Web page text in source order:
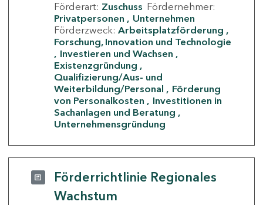
Förderart: Zuschuss Fördernehmer:
Privatpersonen
Unternehmen
Förderzweck: Arbeitsplatzförderung
Forschung, Innovation und Technologie
Investieren und Wachsen
Existenzgründung
Qualifizierung/Aus- und
Weiterbildung/Personal
Förderung
von Personalkosten
Investitionen in
Sachanlagen und Beratung
Unternehmensgründung
Förderrichtlinie Regionales
Wachstum